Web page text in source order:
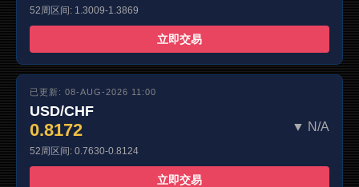
52周区间: 1.3009-1.3869
立即交易
已更新: 08-AUG-2026 11:00
USD/CHF
0.8172 ▼ N/A
52周区间: 0.7630-0.8124
立即交易